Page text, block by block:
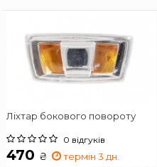
Ліхтар бокового повороту
0 відгуків
470 ₴ термін 3 дн.